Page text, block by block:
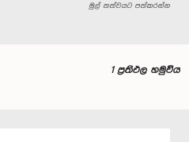
මුල් තත්වයට පත්කරන්න
1 ප්‍රතිඵල හමුවිය